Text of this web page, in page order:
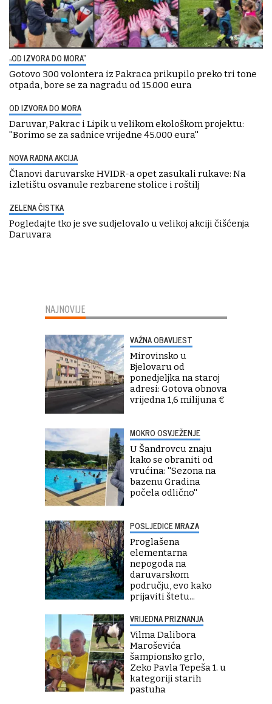
„OD IZVORA DO MORA“
Gotovo 300 volontera iz Pakraca prikupilo preko tri tone
otpada, bore se za nagradu od 15.000 eura
OD IZVORA DO MORA
Daruvar, Pakrac i Lipik u velikom ekološkom projektu:
''Borimo se za sadnice vrijedne 45.000 eura''
NOVA RADNA AKCIJA
Članovi daruvarske HVIDR-a opet zasukali rukave: Na
izletištu osvanule rezbarene stolice i roštilj
ZELENA ČISTKA
Pogledajte tko je sve sudjelovalo u velikoj akciji čišćenja
Daruvara
NAJNOVIJE
VAŽNA OBAVIJEST
Mirovinsko u
Bjelovaru od
ponedjeljka na staroj
adresi: Gotova obnova
vrijedna 1,6 milijuna €
MOKRO OSVJEŽENJE
U Šandrovcu znaju
kako se obraniti od
vrućina: ''Sezona na
bazenu Gradina
počela odlično''
POSLJEDICE MRAZA
Proglašena
elementarna
nepogoda na
daruvarskom
području, evo kako
prijaviti štetu...
VRIJEDNA PRIZNANJA
Vilma Dalibora
Maroševića
šampionsko grlo,
Zeko Pavla Tepeša 1. u
kategoriji starih
pastuha